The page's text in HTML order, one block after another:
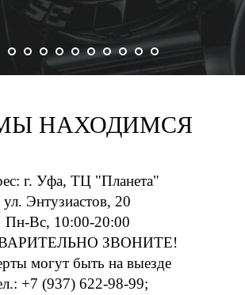
НАХОДИМСЯ
г. Уфа, ТЦ "Планета"
ул. Энтузиастов, 20
Пн-Вс, 10:00-20:00
ЗВОНИТЕ!
могут быть на выезде
+7 (937) 622-98-99;